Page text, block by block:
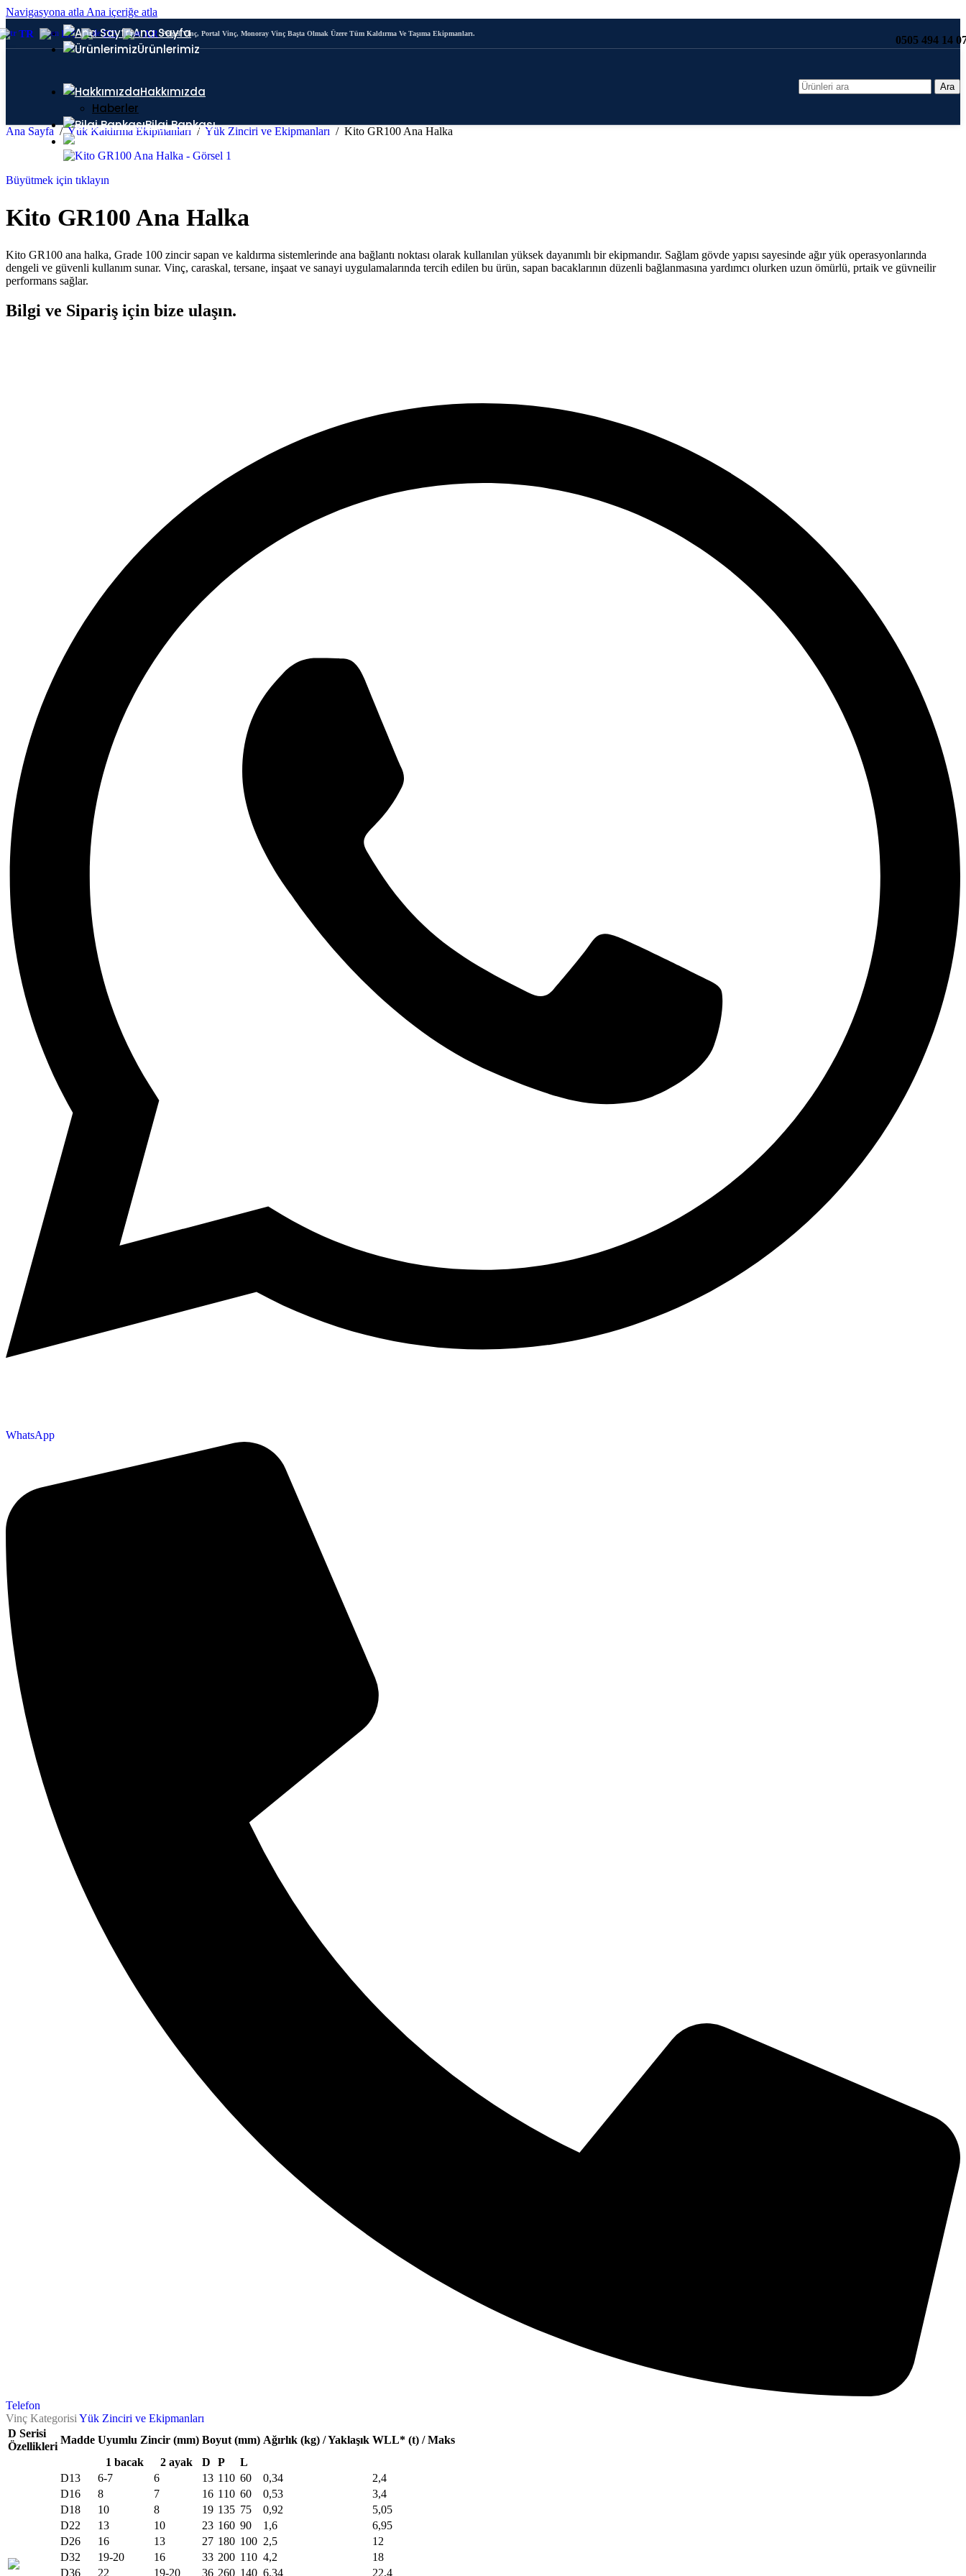
Navigasyona atla Ana içeriğe atla
TR EN DE AR Pergel Vinç, Portal Vinç, Monoray Vinç Başta Olmak Üzere Tüm Kaldırma Ve Taşıma Ekipmanları. 0505 494 14
Ana Sayfa
Ürünlerimiz
Hakkımızda
Haberler
Bilgi Bankası
İletişim
Ara
Ana Sayfa /Yük Kaldırma Ekipmanları / Yük Zinciri ve Ekipmanları / Kito GR100 Ana Halka
Büyütmek için tıklayın
Kito GR100 Ana Halka
Kito GR100 ana halka, Grade 100 zincir sapan ve kaldırma sistemlerinde ana bağlantı noktası olarak kullanılan yüksek dayanımlı bir ekipmandır. Sağlam gövde yapısı sayesinde ağır yük operasyonlarında
dengeli ve güvenli kullanım sunar. Vinç, caraskal, tersane, inşaat ve sanayi uygulamalarında tercih edilen bu ürün, sapan bacaklarının düzenli bağlanmasına yardımcı olurken uzun ömürlü, prtaik ve güvneilir
performans sağlar.
Bilgi ve Sipariş için bize ulaşın.
WhatsApp
Telefon
Vinç Kategorisi Yük Zinciri ve Ekipmanları
D Serisi
Özellikleri
Madde Uyumlu Zincir (mm) Boyut (mm) Ağırlık (kg) / Yaklaşık WLL* (t) / Maks
1 bacak
2 ayak D P
L
D13
6-7 6 13 110 60 0,34
2,4
D16
8 7 16 110 60 0,53
3,4
D18
10 8 19 135 75 0,92
5,05
D22
13 10 23 160 90 1,6
6,95
D26
16 13 27 180 100 2,5
12
D32
19-20 16 33 200 110 4,2
18
D36
22 19-20 36 260 140 6,34 22,4